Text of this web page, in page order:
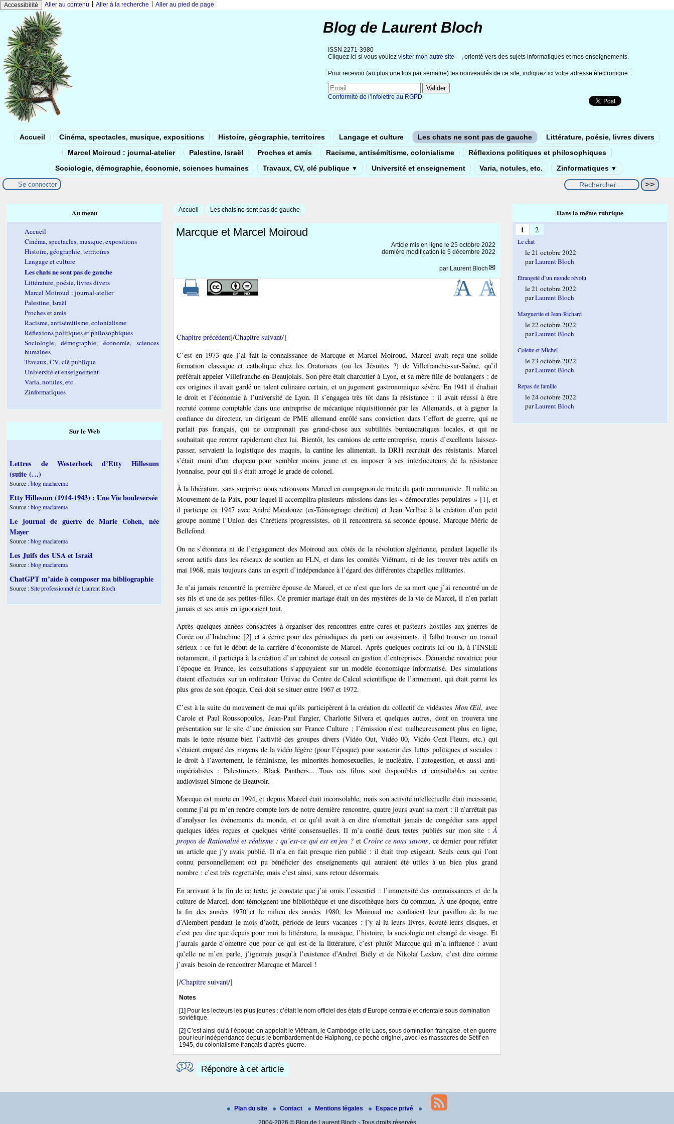
Accessibilité Aller au contenu Aller à la recherche Aller au pied de page
Blog de Laurent Bloch
ISSN 2271-3980
Cliquez ici si vous voulez visiter mon autre site , orienté vers des sujets informatiques et mes enseignements.
Pour recevoir (au plus une fois par semaine) les nouveautés de ce site, indiquez ici votre adresse électronique :
Conformité de l’infolettre au RGPD
Accueil Cinéma, spectacles, musique, expositions Histoire, géographie, territoires Langage et culture Les chats ne sont pas de gauche
Littérature, poésie, livres divers
Marcel Moiroud : journal-atelier
Palestine, Israël Proches et amis Racisme, antisémitisme, colonialisme
Réflexions politiques et philosophiques
Sociologie, démographie, économie, sciences humaines
Travaux, CV, clé publique ▼ Université et enseignement Varia, notules, etc. Zinformatiques ▼
Se connecter
Accueil Les chats ne sont pas de gauche
Marcque et Marcel Moiroud
Article mis en ligne le 25 octobre 2022
dernière modification le 5 décembre 2022
par Laurent Bloch
Chapitre précédent[/Chapitre suivant/]
C’est en 1973 que j’ai fait la connaissance de Marcque et Marcel Moiroud. Marcel avait reçu une solide
formation classique et catholique chez les Oratoriens (ou les Jésuites ?) de Villefranche-sur-Saône, qu’il
préférait appeler Villefranche-en-Beaujolais. Son père était charcutier à Lyon, et sa mère fille de boulangers : de
ces origines il avait gardé un talent culinaire certain, et un jugement gastronomique sévère. En 1941 il étudiait
le droit et l’économie à l’université de Lyon. Il s’engagea très tôt dans la résistance : il avait réussi à être
recruté comme comptable dans une entreprise de mécanique réquisitionnée par les Allemands, et à gagner la
confiance du directeur, un dirigeant de PME allemand enrôlé sans conviction dans l’effort de guerre, qui ne
parlait pas français, qui ne comprenait pas grand-chose aux subtilités bureaucratiques locales, et qui ne
souhaitait que rentrer rapidement chez lui. Bientôt, les camions de cette entreprise, munis d’excellents laissez-
passer, servaient la logistique des maquis, la cantine les alimentait, la DRH recrutait des résistants. Marcel
s’était muni d’un chapeau pour sembler moins jeune et en imposer à ses interlocuteurs de la résistance
lyonnaise, pour qui il s’était arrogé le grade de colonel.
À la libération, sans surprise, nous retrouvons Marcel en compagnon de route du parti communiste. Il milite au
Mouvement de la Paix, pour lequel il accomplira plusieurs missions dans les « démocraties populaires »[1], et
il participe en 1947 avec André Mandouze (ex-Témoignage chrétien) et Jean Verlhac à la création d’un petit
groupe nommé l’Union des Chrétiens progressistes, où il rencontrera sa seconde épouse, Marcque Méric de
Bellefond.
On ne s’étonnera ni de l’engagement des Moiroud aux côtés de la révolution algérienne, pendant laquelle ils
seront actifs dans les réseaux de soutien au FLN, et dans les comités Viêtnam, ni de les trouver très actifs en
mai 1968, mais toujours dans un esprit d’indépendance à l’égard des différentes chapelles militantes.
Je n’ai jamais rencontré la première épouse de Marcel, et ce n’est que lors de sa mort que j’ai rencontré un de
ses fils et une de ses petites-filles. Ce premier mariage était un des mystères de la vie de Marcel, il n’en parlait
jamais et ses amis en ignoraient tout.
Après quelques années consacrées à organiser des rencontres entre curés et pasteurs hostiles aux guerres de
Corée ou d’Indochine[2] et à écrire pour des périodiques du parti ou avoisinants, il fallut trouver un travail
sérieux : ce fut le début de la carrière d’économiste de Marcel. Après quelques contrats ici ou là, à l’INSEE
notamment, il participa à la création d’un cabinet de conseil en gestion d’entreprises. Démarche novatrice pour
l’époque en France, les consultations s’appuyaient sur un modèle économique informatisé. Des simulations
étaient effectuées sur un ordinateur Univac du Centre de Calcul scientifique de l’armement, qui était parmi les
plus gros de son époque. Ceci doit se situer entre 1967 et 1972.
C’est à la suite du mouvement de mai qu’ils participèrent à la création du collectif de vidéastes Mon Œil, avec
Carole et Paul Roussopoulos, Jean-Paul Fargier, Charlotte Silvera et quelques autres, dont on trouvera une
présentation sur le site d’une émission sur France Culture ; l’émission n’est malheureusement plus en ligne,
mais le texte résume bien l’activité des groupes divers (Vidéo Out, Vidéo 00, Vidéo Cent Fleurs, etc.) qui
s’étaient emparé des moyens de la vidéo légère (pour l’époque) pour soutenir des luttes politiques et sociales :
le droit à l’avortement, le féminisme, les minorités homosexuelles, le nucléaire, l’autogestion, et aussi anti-
impérialistes : Palestiniens, Black Panthers... Tous ces films sont disponibles et consultables au centre
audiovisuel Simone de Beauvoir.
Marcque est morte en 1994, et depuis Marcel était inconsolable, mais son activité intellectuelle était incessante,
comme j’ai pu m’en rendre compte lors de notre dernière rencontre, quatre jours avant sa mort : il n’arrêtait pas
d’analyser les événements du monde, et ce qu’il avait à en dire n’omettait jamais de congédier sans appel
quelques idées reçues et quelques vérité consensuelles. Il m’a confié deux textes publiés sur mon site :À
propos de Rationalité et réalisme : qu’est-ce qui est en jeu ? et Croire ce nous savons, ce dernier pour réfuter
un article que j’y avais publié. Il n’a en fait presque rien publié : il était trop exigeant. Seuls ceux qui l’ont
connu personnellement ont pu bénéficier des enseignements qui auraient été utiles à un bien plus grand
nombre : c’est très regrettable, mais c’est ainsi, sans retour désormais.
En arrivant à la fin de ce texte, je constate que j’ai omis l’essentiel : l’immensité des connaissances et de la
culture de Marcel, dont témoignent une bibliothèque et une discothèque hors du commun. À une époque, entre
la fin des années 1970 et le milieu des années 1980, les Moiroud me confiaient leur pavillon de la rue
d’Alembert pendant le mois d’août, période de leurs vacances : j’y ai lu leurs livres, écouté leurs disques, et
c’est peu dire que depuis pour moi la littérature, la musique, l’histoire, la sociologie ont changé de visage. Et
j’aurais garde d’omettre que pour ce qui est de la littérature, c’est plutôt Marcque qui m’a influencé : avant
qu’elle ne m’en parle, j’ignorais jusqu’à l’existence d’Andreï Biély et de Nikolaï Leskov, c’est dire comme
j’avais besoin de rencontrer Marcque et Marcel !
[/Chapitre suivant/]
Notes
[1] Pour les lecteurs les plus jeunes : c’était le nom officiel des états d’Europe centrale et orientale sous domination
soviétique.
[2] C’est ainsi qu’à l’époque on appelait le Viêtnam, le Cambodge et le Laos, sous domination française, et en guerre
pour leur indépendance depuis le bombardement de Haïphong, ce péché originel, avec les massacres de Sétif en
1945, du colonialisme français d’après-guerre.
Répondre à cet article
Au menu
Accueil
Cinéma, spectacles, musique, expositions
Histoire, géographie, territoires
Langage et culture
Les chats ne sont pas de gauche
Littérature, poésie, livres divers
Marcel Moiroud : journal-atelier
Palestine, Israël
Proches et amis
Racisme, antisémitisme, colonialisme
Réflexions politiques et philosophiques
Sociologie, démographie, économie, sciences
humaines
Travaux, CV, clé publique
Université et enseignement
Varia, notules, etc.
Zinformatiques
Sur le Web
Lettres de Westerbork d’Etty Hillesum
(suite (…)
Source :blog maclarema
Etty Hillesum (1914-1943) : Une Vie bouleversée
Source :blog maclarema
Le journal de guerre de Marie Cohen, née
Mayer
Source :blog maclarema
Les Juifs des USA et Israël
Source :blog maclarema
ChatGPT m’aide à composer ma bibliographie
Source :Site professionnel de Laurent Bloch
Dans la même rubrique
1 2
Le chat
le 21 octobre 2022
parLaurent Bloch
Étrangeté d’un monde révolu
le 21 octobre 2022
parLaurent Bloch
Marguerite et Jean-Richard
le 22 octobre 2022
parLaurent Bloch
Colette et Michel
le 23 octobre 2022
parLaurent Bloch
Repas de famille
le 24 octobre 2022
parLaurent Bloch
Plan du site Contact Mentions légales
Espace privé